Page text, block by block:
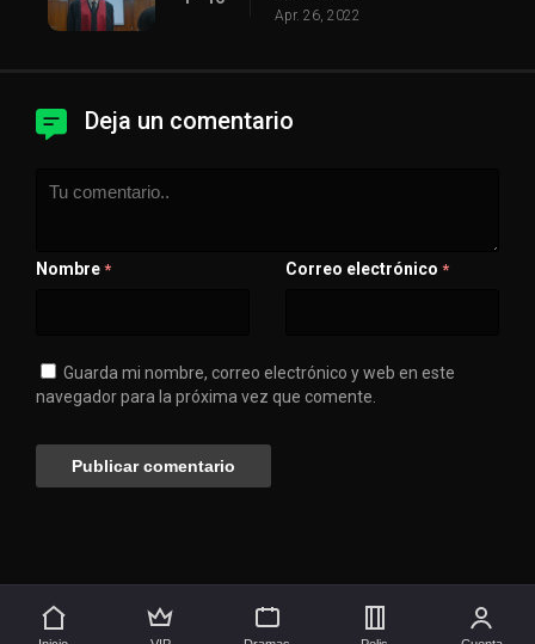
Apr. 26, 2022
Deja un comentario
Nombre * Correo electrónico *
Guarda mi nombre, correo electrónico y web en este
navegador para la próxima vez que comente.
🚀 Síguenos aquí
💖 Apóyanos